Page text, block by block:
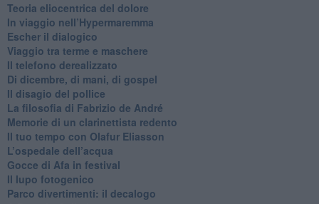
​Teoria eliocentrica del dolore
In viaggio nell’Hypermaremma
​Escher il dialogico
​Viaggio tra terme e maschere
Il telefono derealizzato
​Di dicembre, di mani, di gospel
​Il disagio del pollice
​La filosofia di Fabrizio de André
Memorie di un clarinettista redento
​Il tuo tempo con Olafur Eliasson
​L’ospedale dell’acqua
​Gocce di Afa in festival
​Il lupo fotogenico
​Parco divertimenti: il decalogo